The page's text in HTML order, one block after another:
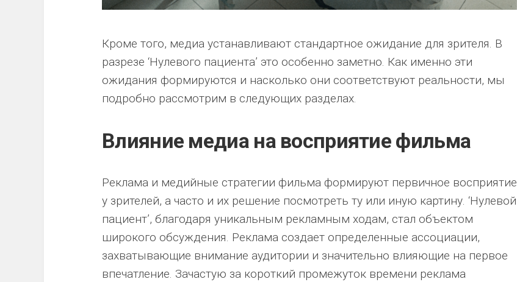
Кроме того, медиа устанавливают стандартное ожидание для зрителя. В
разрезе ‘Нулевого пациента’ это особенно заметно. Как именно эти
ожидания формируются и насколько они соответствуют реальности, мы
подробно рассмотрим в следующих разделах.
Влияние медиа на восприятие фильма
Реклама и медийные стратегии фильма формируют первичное восприятие
у зрителей, а часто и их решение посмотреть ту или иную картину. ‘Нулевой
пациент’, благодаря уникальным рекламным ходам, стал объектом
широкого обсуждения. Реклама создает определенные ассоциации,
захватывающие внимание аудитории и значительно влияющие на первое
впечатление. Зачастую за короткий промежуток времени реклама